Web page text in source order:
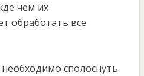
чем их
обработать все
сполоснуть